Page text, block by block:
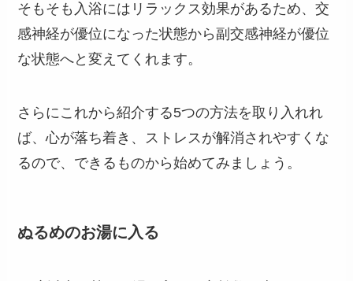
そもそも入浴にはリラックス効果があるため、交
感神経が優位になった状態から副交感神経が優位
な状態へと変えてくれます。
さらにこれから紹介する5つの方法を取り入れれ
ば、心が落ち着き、ストレスが解消されやすくな
るので、できるものから始めてみましょう。
ぬるめのお湯に入る